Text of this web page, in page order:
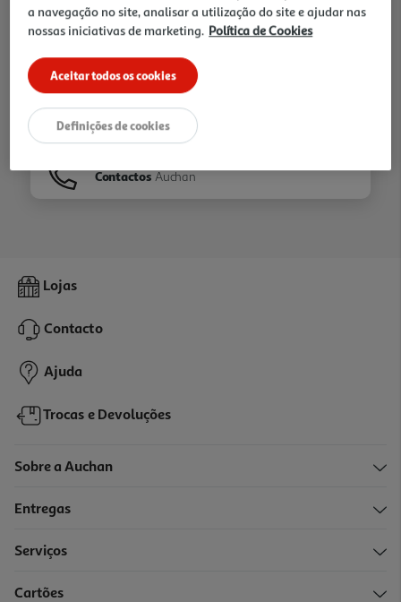
Ir para Homepage
Folhetos
Contactos Auchan
Lojas
Contacto
Ajuda
Trocas e Devoluções
Sobre a Auchan
Entregas
Serviços
Cartões
a navegação no site, analisar a utilização do site e ajudar nas
nossas iniciativas de marketing. Política de Cookies
Aceitar todos os cookies
Definições de cookies